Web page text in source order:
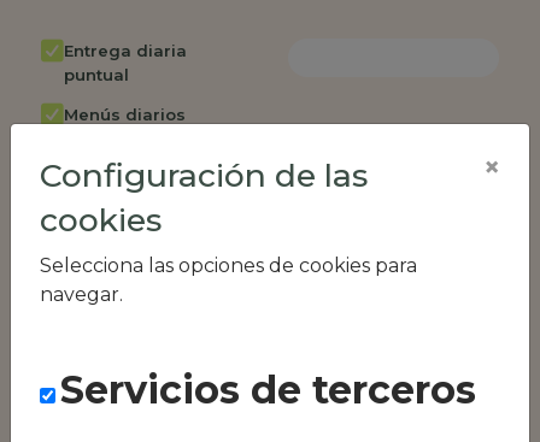
Entrega diaria
puntual
Menús diarios
Cambio de menú
empleados
Panel de control
Configuración de las
cookies
Selecciona las opciones de cookies para
navegar.
×
Servicios de terceros